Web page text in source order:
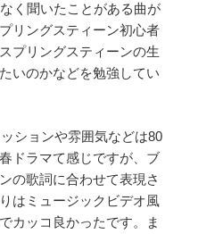
く聞いたことがある曲が
リングスティーン初心者
プリングスティーンの生
いのかなどを勉強してい
ションや雰囲気などは80
ドラマて感じですが、ブ
の歌詞に合わせて表現さ
はミュージックビデオ風
カッコ良かったです。ま